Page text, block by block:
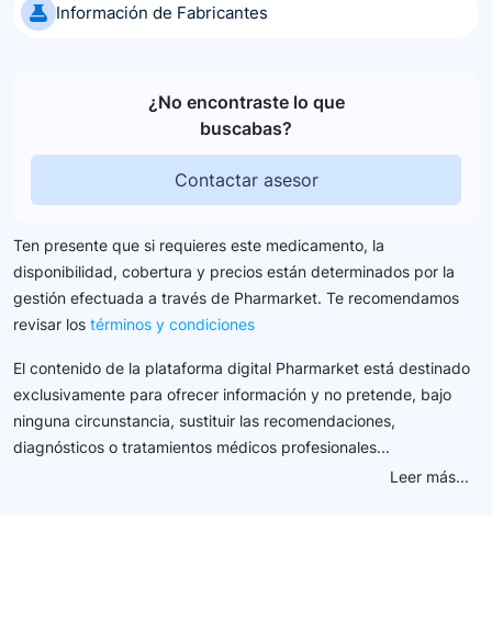
Información de Fabricantes
¿No encontraste lo que
buscabas?
Contactar asesor
Ten presente que si requieres este medicamento, la
disponibilidad, cobertura y precios están determinados por la
gestión efectuada a través de Pharmarket. Te recomendamos
revisar los términos y condiciones
El contenido de la plataforma digital Pharmarket está destinado
exclusivamente para ofrecer información y no pretende, bajo
ninguna circunstancia, sustituir las recomendaciones,
diagnósticos o tratamientos médicos profesionales...
Leer más...